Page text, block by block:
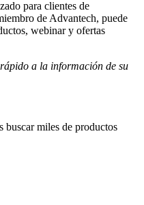
para clientes de
de Advantech, puede
webinar y ofertas
a la información de su
buscar miles de productos